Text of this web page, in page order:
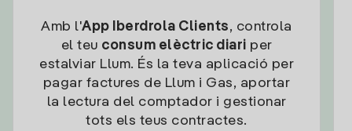
Amb l'App Iberdrola Clients, controla
el teu consum elèctric diari per
estalviar Llum. És la teva aplicació per
pagar factures de Llum i Gas, aportar
la lectura del comptador i gestionar
tots els teus contractes.